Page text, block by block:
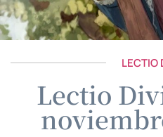
LECTIO
Lectio